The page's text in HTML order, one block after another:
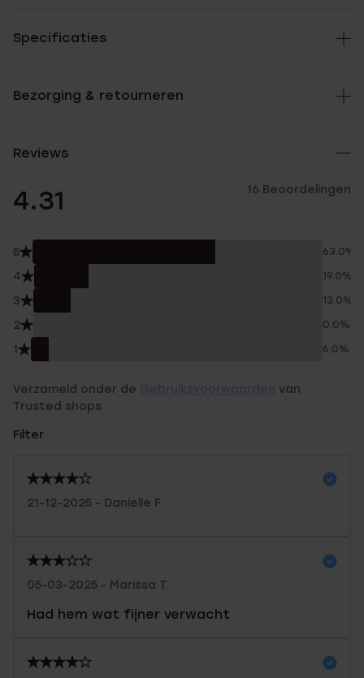
Specificaties
Bezorging & retourneren
Reviews
4.31 16 Beoordelingen
5 63.0%
4 19.0%
3 13.0%
2 0.0%
1 6.0%
Verzameld onder de
van
Trusted shops
Filter
21-12-2025 - Danielle F.
05-03-2025 - Marissa T.
Had hem wat fijner verwacht